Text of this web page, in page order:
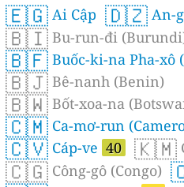
🇪🇬 Ai Cập 🇩🇿 An-
🇧🇮 Bu-run-đi
🇧🇫 Buốc-ki-na Pha-xô
🇧🇯 Bê-nanh (Benin)
🇧🇼 Bốt-xoa-na
🇨🇲 Ca-mơ-run
🇨🇻 Cáp-ve 40 🇰🇲
🇨🇬 Công-gô (Congo)